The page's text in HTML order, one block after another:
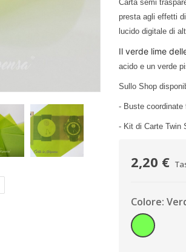
Carta semi
presta agli effetti
lucido digitale di
Il verde lime
acido e un verde
Sullo Shop
- Buste coordinate
- Kit di Carte Twin
2,20 €
Colore:
Verde